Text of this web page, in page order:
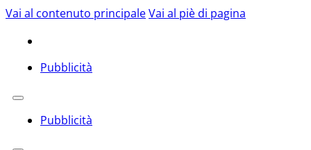
Vai al contenuto principaleVai al piè di pagina
Pubblicità
Pubblicità